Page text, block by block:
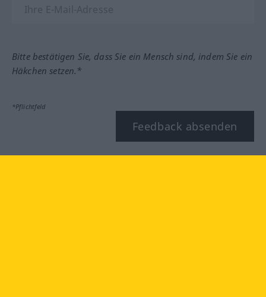
Bitte bestätigen Sie, dass Sie ein Mensch sind, indem Sie ein
Häkchen setzen.*
*Pflichtfeld
Feedback absenden